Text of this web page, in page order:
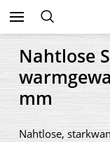
Nahtlose
mm
Nahtlose,